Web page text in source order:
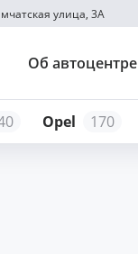
улица, 3А
Об автоцентре
Opel 170